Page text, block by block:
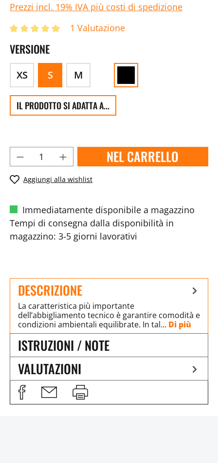
Prezzi incl. 19% IVA più costi di spedizione
1 Valutazione
VERSIONE
XS S M
IL PRODOTTO SI ADATTA A...
NEL CARRELLO
Aggiungi alla wishlist
Immediatamente disponibile a magazzino
Tempi di consegna dalla disponibilità in
magazzino: 3-5 giorni lavorativi
DESCRIZIONE
La caratteristica più importante
dell’abbigliamento tecnico è garantire comodità e
condizioni ambientali equilibrate. In tal… Di più
ISTRUZIONI / NOTE
VALUTAZIONI